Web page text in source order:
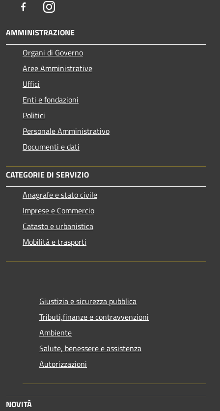
FacebookInstagram
AMMINISTRAZIONE
Organi di Governo
Aree Amministrative
Uffici
Enti e fondazioni
Politici
Personale Amministrativo
Documenti e dati
CATEGORIE DI SERVIZIO
Anagrafe e stato civile
Imprese e Commercio
Catasto e urbanistica
Mobilità e trasporti
Giustizia e sicurezza pubblica
Tributi,finanze e contravvenzioni
Ambiente
Salute, benessere e assistenza
Autorizzazioni
NOVITÀ